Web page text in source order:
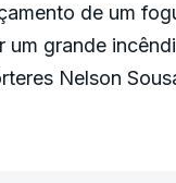
de um
um grande
Nelson